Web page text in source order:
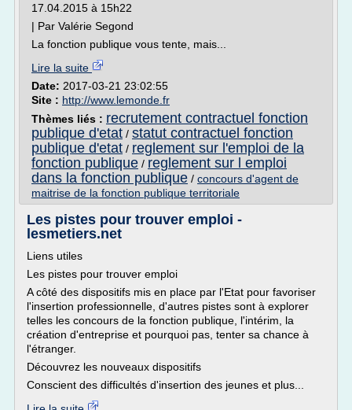
17.04.2015 à 15h22
| Par Valérie Segond
La fonction publique vous tente, mais...
Lire la suite
Date: 2017-03-21 23:02:55
Site : http://www.lemonde.fr
Thèmes liés : recrutement contractuel fonction
publique d'etat / statut contractuel fonction
publique d'etat / reglement sur l'emploi de la
fonction publique / reglement sur l emploi
dans la fonction publique / concours d'agent de
maitrise de la fonction publique territoriale
Les pistes pour trouver emploi -
lesmetiers.net
Liens utiles
Les pistes pour trouver emploi
A côté des dispositifs mis en place par l'Etat pour favoriser
l'insertion professionnelle, d'autres pistes sont à explorer
telles les concours de la fonction publique, l'intérim, la
création d'entreprise et pourquoi pas, tenter sa chance à
l'étranger.
Découvrez les nouveaux dispositifs
Conscient des difficultés d'insertion des jeunes et plus...